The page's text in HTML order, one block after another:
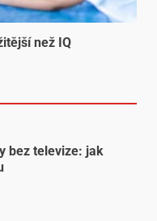
než IQ
bez televize: jak